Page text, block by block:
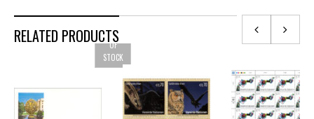
RELATED PRODUCTS
OUT
OF
STOCK